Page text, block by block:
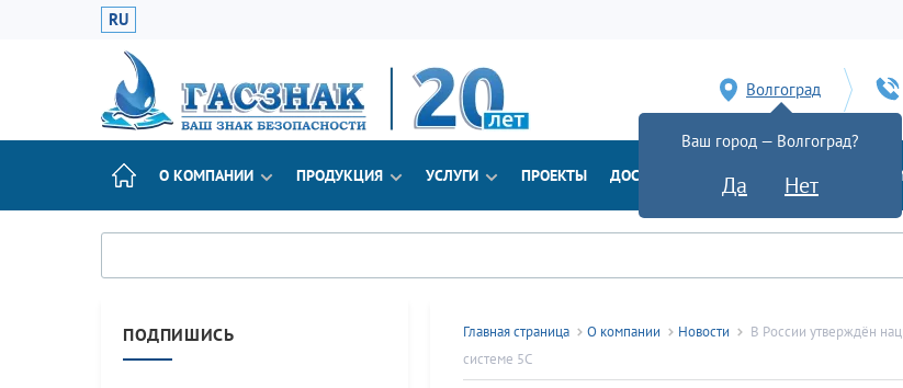
RU
Волгоград
Ваш город — Волгоград?
Да Нет
О КОМПАНИИ ПРОДУКЦИЯ УСЛУГИ ПРОЕКТЫ ДОСТАВКА ДОКУМЕНТЫ
ПОДПИШИСЬ Главная страница О компании Новости
В России утверждён
системе 5С